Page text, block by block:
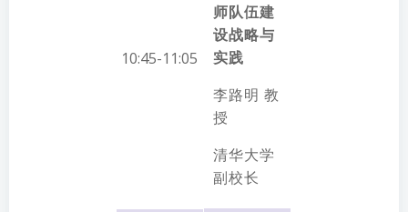
10:45-11:05
师队伍建
设战略与
实践
李路明 教
授
清华大学
副校长